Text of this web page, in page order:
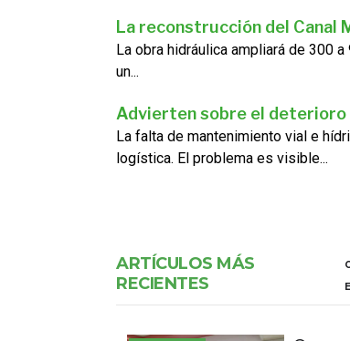
La reconstrucción del Canal
La obra hidráulica ampliará de 300
un...
Advierten sobre el
La falta de mantenimiento vial e
logística. El problema es visible...
ARTÍCULOS MÁS
RECIENTES